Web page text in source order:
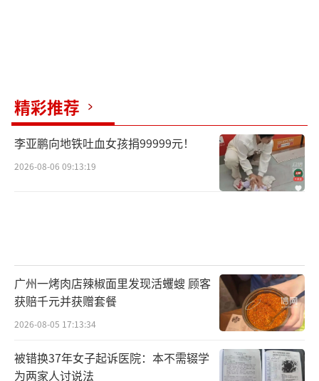
精彩推荐
李亚鹏向地铁吐血女孩捐99999元！
2026-08-06 09:13:19
广州一烤肉店辣椒面里发现活蠼螋 顾客
获赔千元并获赠套餐
2026-08-05 17:13:34
被错换37年女子起诉医院：本不需辍学
为两家人讨说法